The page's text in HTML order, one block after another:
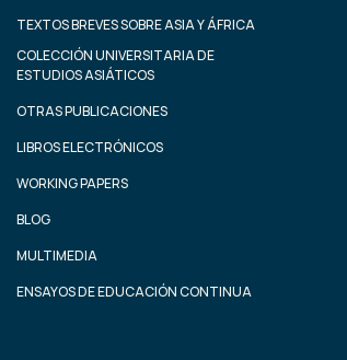
TEXTOS BREVES SOBRE ASIA Y ÁFRICA
COLECCIÓN UNIVERSITARIA DE
ESTUDIOS ASIÁTICOS
OTRAS PUBLICACIONES
LIBROS ELECTRÓNICOS
WORKING PAPERS
BLOG
MULTIMEDIA
ENSAYOS DE EDUCACIÓN CONTINUA